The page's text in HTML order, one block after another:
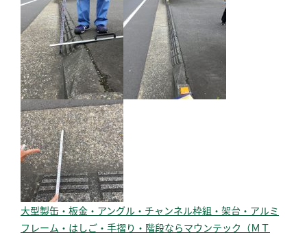
大型製缶・板金・アングル・チャンネル枠組・架台・アルミ
フレーム・はしご・手摺り・階段ならマウンテック（ＭＴ